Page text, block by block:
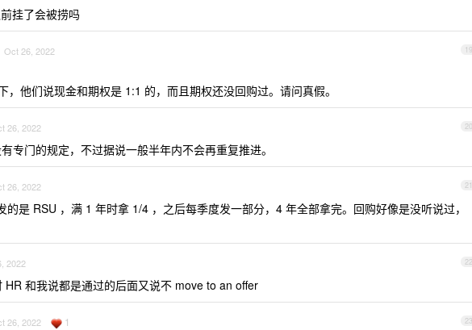
挂了会被捞吗
19
Oct 26, 2022
，他们说现金和期权是 1:1 的，而且期权还没回购过。请问真假。
20
26, 2022
专门的规定，不过据说一般半年内不会再重复推进。
21
26, 2022
的是 RSU ，满 1 年时拿 1/4 ，之后每季度发一部分，4 年全部拿完。回购好像是没听说过，
22
2022
HR 和我说都是通过的后面又说不 move to an offer
23
26, 2022 1